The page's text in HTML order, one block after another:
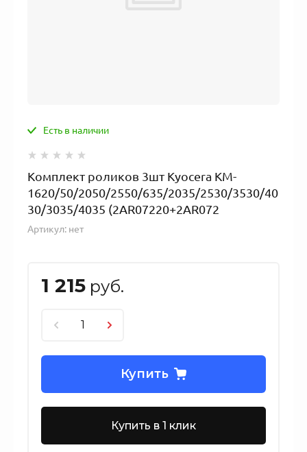
Есть в наличии
Комплект роликов 3шт Kyocera KM-
1620/50/2050/2550/635/2035/2530/3530/40
30/3035/4035 (2AR07220+2AR072
Артикул: нет
1 215 руб.
Купить
Купить в 1 клик